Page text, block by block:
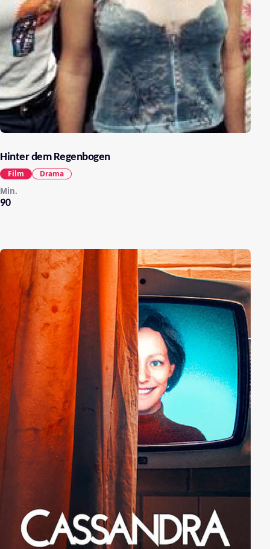
Hinter dem Regenbogen
90
Min.
Film Drama